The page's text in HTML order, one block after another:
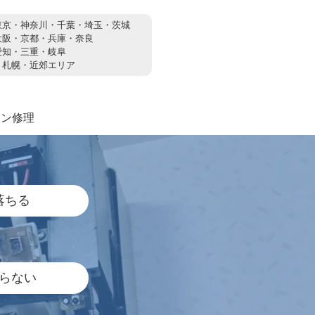
京・神奈川・千葉・埼玉・茨城
阪・京都・兵庫・奈良
知・三重・岐阜
札幌・近郊エリア
修理
ちる
ない